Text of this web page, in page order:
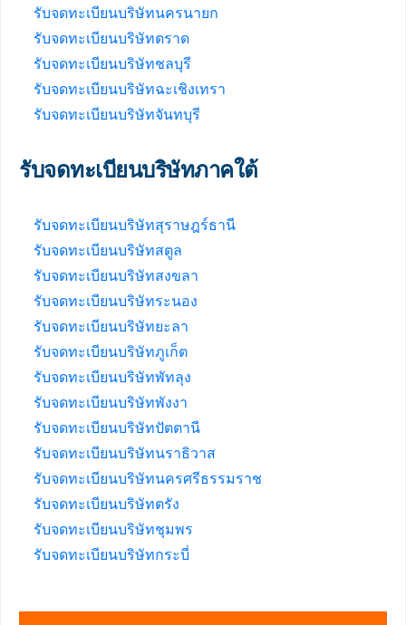
รับจดทะเบียนบริษัทนครนายก
รับจดทะเบียนบริษัทตราด
รับจดทะเบียนบริษัทชลบุรี
รับจดทะเบียนบริษัทฉะเชิงเทรา
รับจดทะเบียนบริษัทจันทบุรี
รับจดทะเบียนบริษัทภาคใต้
รับจดทะเบียนบริษัทสุราษฎร์ธานี
รับจดทะเบียนบริษัทสตูล
รับจดทะเบียนบริษัทสงขลา
รับจดทะเบียนบริษัทระนอง
รับจดทะเบียนบริษัทยะลา
รับจดทะเบียนบริษัทภูเก็ต
รับจดทะเบียนบริษัทพัทลุง
รับจดทะเบียนบริษัทพังงา
รับจดทะเบียนบริษัทปัตตานี
รับจดทะเบียนบริษัทนราธิวาส
รับจดทะเบียนบริษัทนครศรีธรรมราช
รับจดทะเบียนบริษัทตรัง
รับจดทะเบียนบริษัทชุมพร
รับจดทะเบียนบริษัทกระบี่